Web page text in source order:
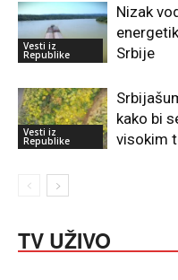
Vesti iz
Republike
Nizak
Srbije
Vesti iz
Republike
kako bi
visokim
TV UŽIVO